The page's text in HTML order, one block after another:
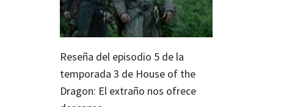
Reseña del episodio 5 de la
temporada 3 de House of the
Dragon: El extraño nos ofrece